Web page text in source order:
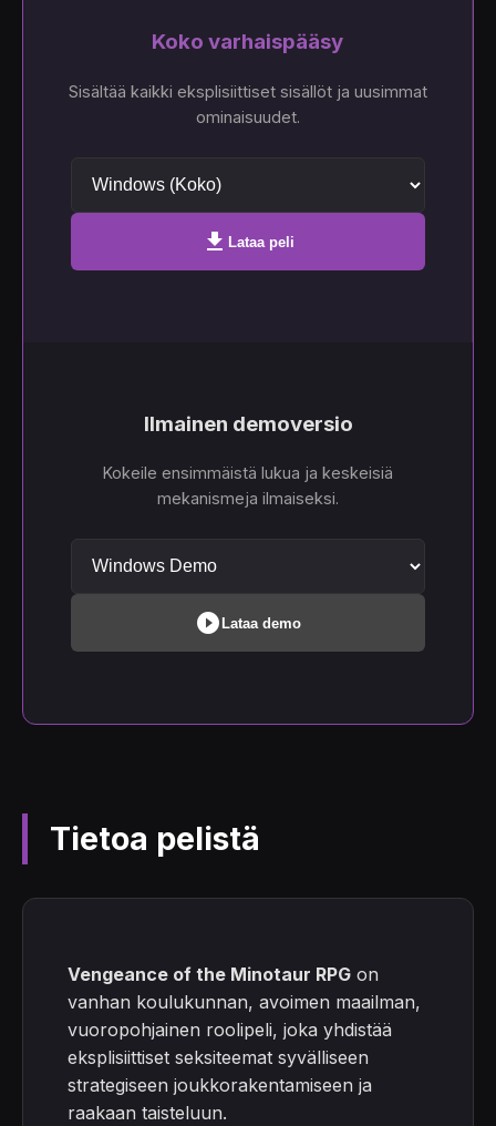
Koko varhaispääsy
Sisältää kaikki eksplisiittiset sisällöt ja uusimmat
ominaisuudet.
download Lataa peli
Ilmainen demoversio
Kokeile ensimmäistä lukua ja keskeisiä
mekanismeja ilmaiseksi.
play_circle_filled Lataa demo
Tietoa pelistä
Vengeance of the Minotaur RPG on
vanhan koulukunnan, avoimen maailman,
vuoropohjainen roolipeli, joka yhdistää
eksplisiittiset seksiteemat syvälliseen
strategiseen joukkorakentamiseen ja
raakaan taisteluun.